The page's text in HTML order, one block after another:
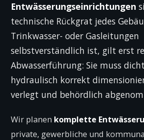
Entwässerungseinrichtungen
technische Rückgrat jedes
Trinkwasser- oder Gasleitungen
selbstverständlich ist, gilt erst
Abwasserführung: Sie muss
hydraulisch korrekt
verlegt und behördlich
Wir planen komplette
private, gewerbliche und